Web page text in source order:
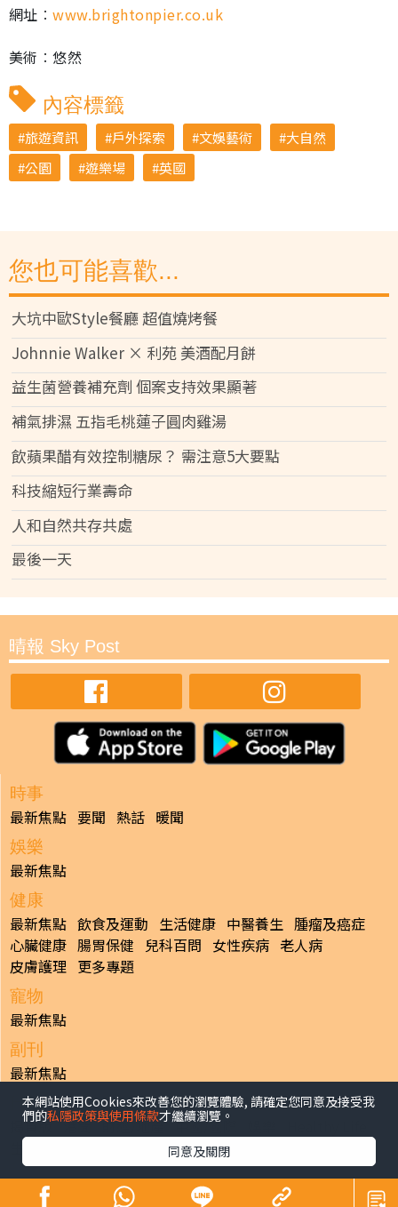
網址︰www.brightonpier.co.uk
美術︰悠然
內容標籤
旅遊資訊 戶外探索 文娛藝術
大自然
公園
遊樂場 英國
您也可能喜歡...
大坑中歐Style餐廳 超值燒烤餐
Johnnie Walker × 利苑 美酒配月餅
益生菌營養補充劑 個案支持效果顯著
補氣排濕 五指毛桃蓮子圓肉雞湯
飲蘋果醋有效控制糖尿？ 需注意5大要點
科技縮短行業壽命
人和自然共存共處
最後一天
晴報 Sky Post
時事
最新焦點 要聞 熱話 暖聞
娛樂
最新焦點
健康
最新焦點 飲食及運動 生活健康 中醫養生 腫瘤及癌症
心臟健康 腸胃保健 兒科百問 女性疾病 老人病
皮膚護理 更多專題
寵物
最新焦點
副刊
最新焦點
日報
揭頁版 港聞 財經/地產 中國/國際
生活副刊
體育 專題/人物
香港經濟日報版權所有©2026
本網站使用Cookies來改善您的瀏覽體驗, 請確定您同意及接受我
們的私隱政策與使用條款才繼續瀏覽。
同意及關閉